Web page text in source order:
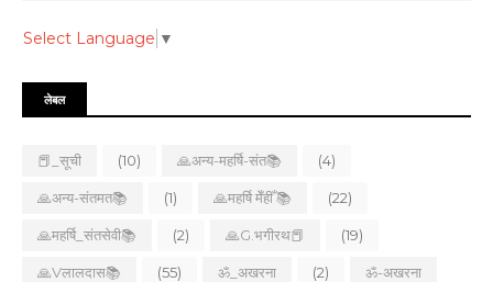
Select Language ▼
लेबल
📕_सूची (10) 🙏अन्य-महर्षि-संत📚 (4)
🙏अन्य-संतमत📚 (1) 🙏महर्षि मेँहीँ 📚 (22)
🙏महर्षि_संतसेवी📚 (2) 🙏G.भगीरथ📕 (19)
🙏Vलालदास📚 (55) ॐ_अखरना (2) ॐ-अखरना